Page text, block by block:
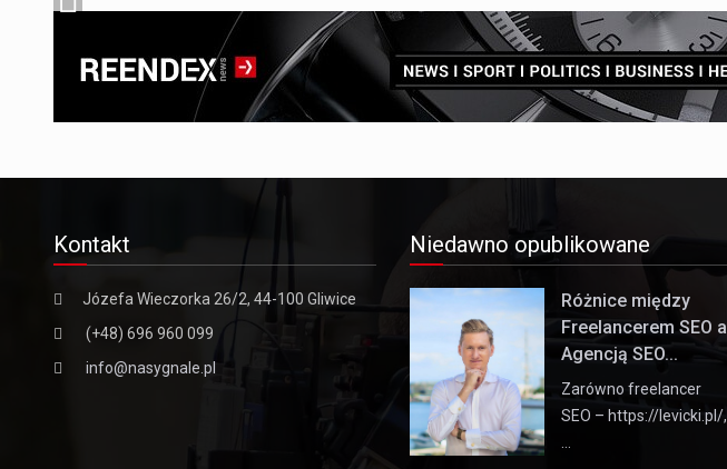
Kontakt
Józefa Wieczorka 26/2, 44-100 Gliwice
(+48) 696 960 099
info@nasygnale.pl
Niedawno opublikowane
Różnice między
Freelancerem SEO a
Agencją SEO...
Zarówno freelancer
SEO – https://levicki.pl/,
…